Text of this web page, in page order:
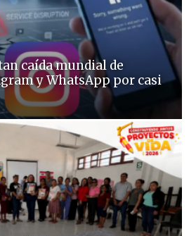
caída mundial de
y WhatsApp por casi